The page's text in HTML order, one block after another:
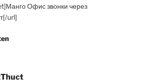
Офис звонки через
url]